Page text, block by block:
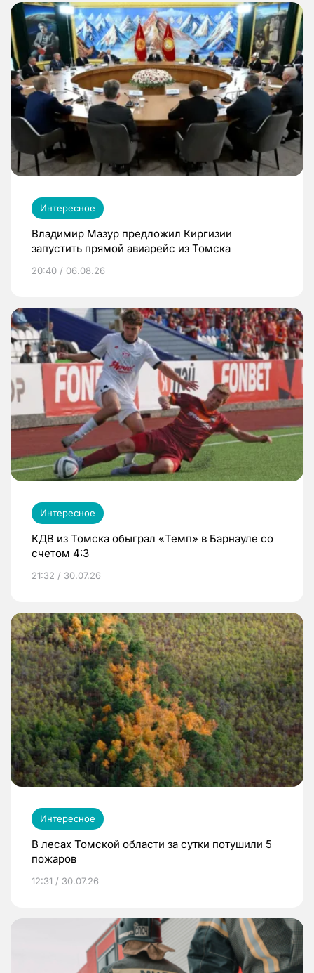
Интересное
Владимир Мазур предложил Киргизии
запустить прямой авиарейс из Томска
20:40 / 06.08.26
Интересное
КДВ из Томска обыграл «Темп» в Барнауле со
счетом 4:3
21:32 / 30.07.26
Интересное
В лесах Томской области за сутки потушили 5
пожаров
12:31 / 30.07.26